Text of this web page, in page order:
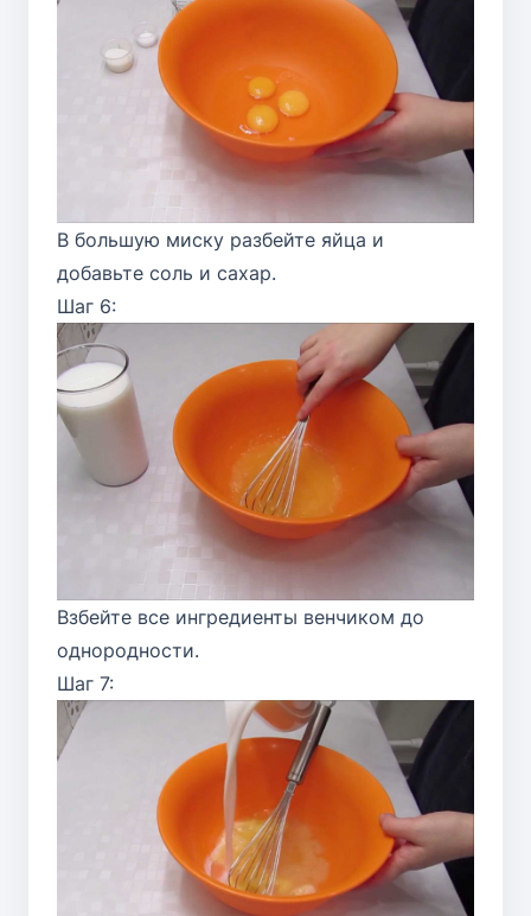
В большую миску разбейте яйца и
добавьте соль и сахар.
Шаг 6:
Взбейте все ингредиенты венчиком до
однородности.
Шаг 7: